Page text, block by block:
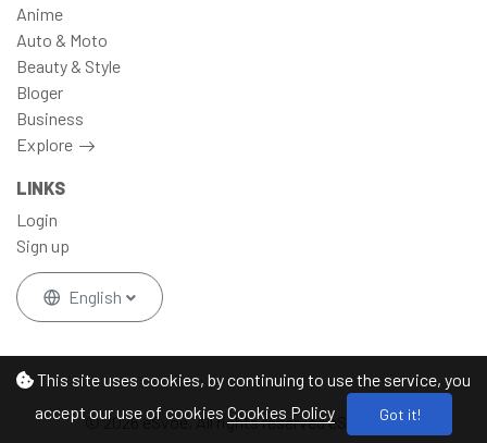
This site uses cookies, by continuing to use the service, you
accept our use of cookies Cookies Policy Got it!
Anime
Auto & Moto
Beauty & Style
Bloger
Business
Explore
LINKS
Login
Sign up
English
© 2026 eSvoe, All rights reserved eSvoe Inc.